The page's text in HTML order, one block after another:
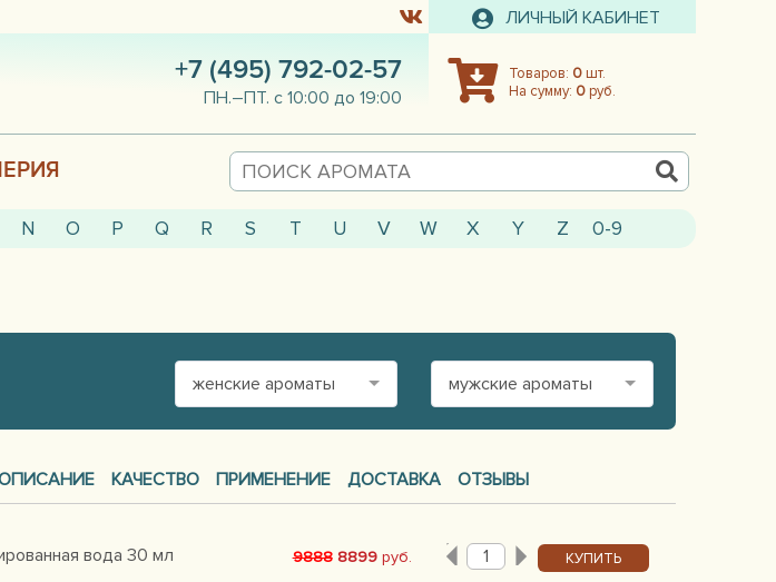
ЛИЧНЫЙ КАБИНЕТ
Товаров: 0шт.
На сумму: 0руб.
+7 (495) 792-02-57
ПН.–ПТ. с 10:00 до 19:00
N O P Q R S T U V W X Y Z 0-9
мужские ароматы
женские ароматы
КАЧЕСТВО ПРИМЕНЕНИЕ ДОСТАВКА ОТЗЫВЫ
вода 30 мл 9888 8899руб. КУПИТЬ